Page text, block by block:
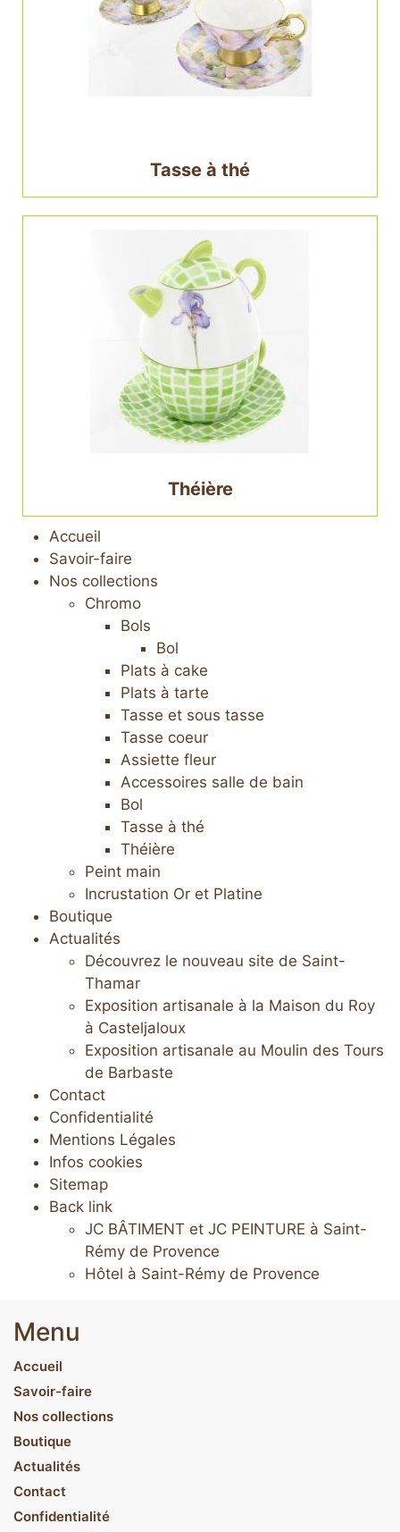
Tasse à thé
Théière
Accueil
Savoir-faire
Nos collections
Chromo
Bols
Bol
Plats à cake
Plats à tarte
Tasse et sous tasse
Tasse coeur
Assiette fleur
Accessoires salle de bain
Bol
Tasse à thé
Théière
Peint main
Incrustation Or et Platine
Boutique
Actualités
Découvrez le nouveau site de Saint-
Thamar
Exposition artisanale à la Maison du Roy
à Casteljaloux
Exposition artisanale au Moulin des Tours
de Barbaste
Contact
Confidentialité
Mentions Légales
Infos cookies
Sitemap
Back link
JC BÂTIMENT et JC PEINTURE à Saint-
Rémy de Provence
Hôtel à Saint-Rémy de Provence
Menu
Accueil
Savoir-faire
Nos collections
Boutique
Actualités
Contact
Confidentialité